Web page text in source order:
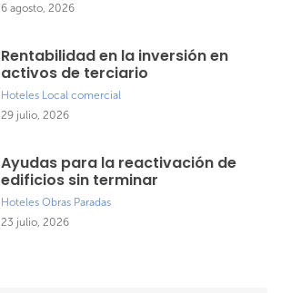
6 agosto, 2026
Rentabilidad en la inversión en
activos de terciario
Hoteles Local comercial
29 julio, 2026
Ayudas para la reactivación de
edificios sin terminar
Hoteles Obras Paradas
23 julio, 2026